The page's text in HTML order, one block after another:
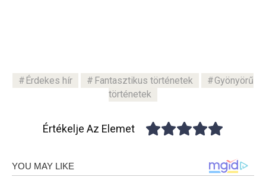
Érdekes hír Fantasztikus történetek
Gyönyörű
történetek
Értékelje Az Elemet